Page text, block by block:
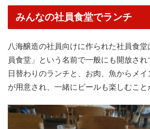
みんなの社員食堂でランチ
八海醸造の社員向けに作られた社員食
員食堂」という名前で一般にも開放され
日替わりのランチと、お肉、魚からメ
が用意され、一緒にビールも楽しむこと